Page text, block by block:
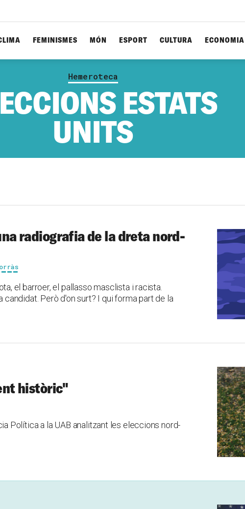
FEMINISMES MÓN ESPORT CULTURA ECONOMIA
Hemeroteca
ESTATS
UNITS
radiografia de la dreta nord-
el barroer, el pallasso masclista i racista.
candidat. Però d'on surt? I qui forma part de la
històric"
Política a la UAB analitzant les eleccions nord-